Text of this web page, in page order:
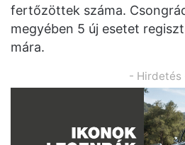
fertőzöttek száma.
megyében 5 új esetet
mára.
- Hirdetés